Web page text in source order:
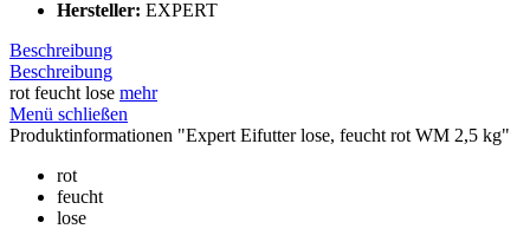
Hersteller: EXPERT
Beschreibung
Beschreibung
rot feucht lose mehr
Menü schließen
Produktinformationen "Expert Eifutter lose, feucht rot WM 2,5 kg"
rot
feucht
lose